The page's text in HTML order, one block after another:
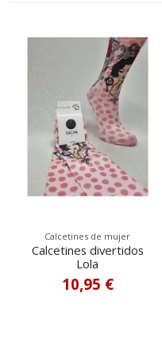
Calcetines de mujer
Calcetines divertidos
Lola
10,95 €